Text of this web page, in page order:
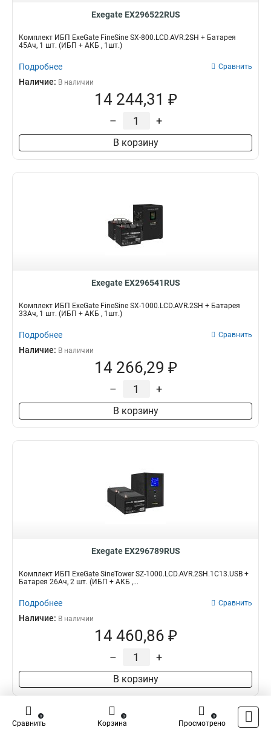
Exegate EX296522RUS
Комплект ИБП ExeGate FineSine SX-800.LCD.AVR.2SH + Батарея
45Aч, 1 шт. (ИБП + АКБ , 1шт.)
Подробнее Сравнить
Наличие: В наличии
14 244,31 ₽
– +
В корзину
Exegate EX296541RUS
Комплект ИБП ExeGate FineSine SX-1000.LCD.AVR.2SH + Батарея
33Aч, 1 шт. (ИБП + АКБ , 1шт.)
Подробнее Сравнить
Наличие: В наличии
14 266,29 ₽
– +
В корзину
Exegate EX296789RUS
Комплект ИБП ExeGate SineTower SZ-1000.LCD.AVR.2SH.1C13.USB +
Батарея 26Aч, 2 шт. (ИБП + АКБ ,...
Подробнее Сравнить
Наличие: В наличии
14 460,86 ₽
– +
В корзину
Сравнить
0
Корзина
0
Просмотрено
0